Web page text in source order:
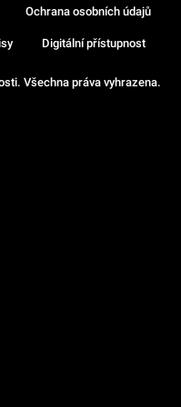
Všechna práva vyhrazena.
Ochrana osobních údajů
Digitální přístupnost